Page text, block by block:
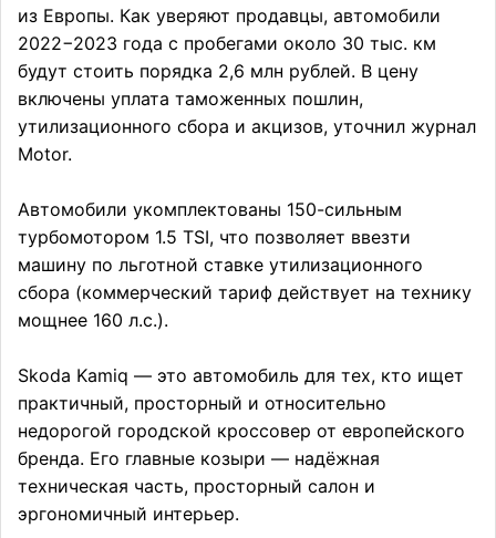
из Европы. Как уверяют продавцы, автомобили
2022−2023 года с пробегами около 30 тыс. км
будут стоить порядка 2,6 млн рублей. В цену
включены уплата таможенных пошлин,
утилизационного сбора и акцизов, уточнил журнал
Motor.
Автомобили укомплектованы 150-сильным
турбомотором 1.5 TSI, что позволяет ввезти
машину по льготной ставке утилизационного
сбора (коммерческий тариф действует на технику
мощнее 160 л.с.).
Skoda Kamiq — это автомобиль для тех, кто ищет
практичный, просторный и относительно
недорогой городской кроссовер от европейского
бренда. Его главные козыри — надёжная
техническая часть, просторный салон и
эргономичный интерьер.